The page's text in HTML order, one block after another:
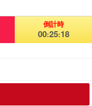
倒計時
00:25:15